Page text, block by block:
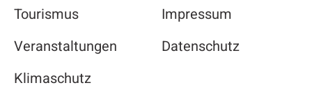
Tourismus
Veranstaltungen
Klimaschutz
Impressum
Datenschutz